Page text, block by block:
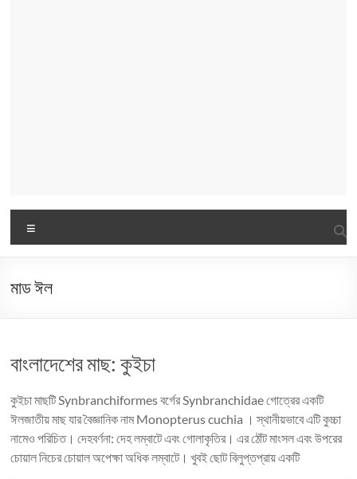
মাড ঈল
বাংলাদেশের মাছ: কুইচা
কুইচা মাছটি Synbranchiformes বর্গের Synbranchidae গোত্রের একটি
ঈলজাতীয় মাছ যার বৈজ্ঞানিক নাম Monopterus cuchia । স্থানীয়ভাবে এটি কুচ্চা
নামেও পরিচিত। দেহবর্ণনা: দেহ লম্বাটে এবং গোলাকৃতির। এর ঠোঁট মাংসল এবং উপরের
চোয়াল নিচের চোয়াল অপেক্ষা অধিক লম্বাটে। খুবই ছোট বিলুপ্তপ্রায় একটি